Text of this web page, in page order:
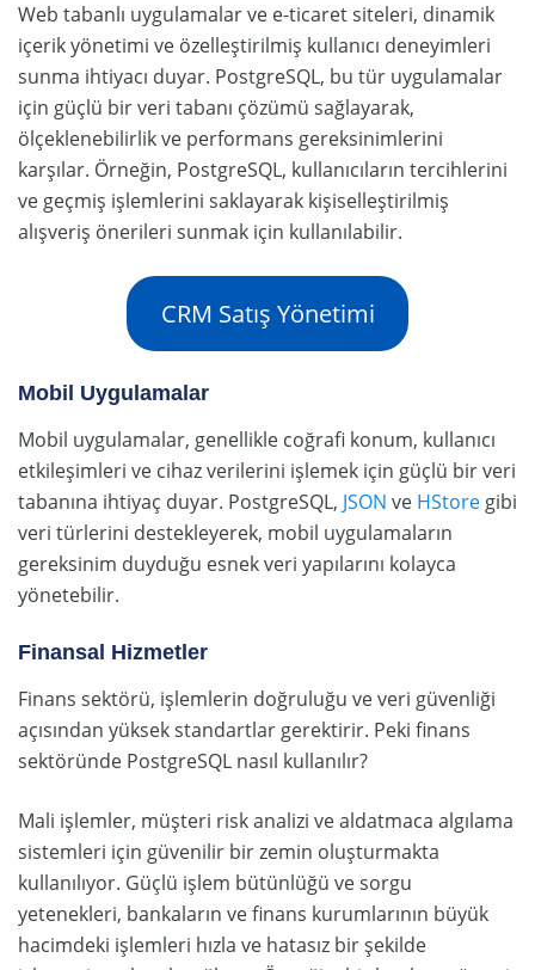
Web tabanlı uygulamalar ve e-ticaret siteleri, dinamik
içerik yönetimi ve özelleştirilmiş kullanıcı deneyimleri
sunma ihtiyacı duyar. PostgreSQL, bu tür uygulamalar
için güçlü bir veri tabanı çözümü sağlayarak,
ölçeklenebilirlik ve performans gereksinimlerini
karşılar. Örneğin, PostgreSQL, kullanıcıların tercihlerini
ve geçmiş işlemlerini saklayarak kişiselleştirilmiş
alışveriş önerileri sunmak için kullanılabilir.
CRM Satış Yönetimi
Mobil Uygulamalar
Mobil uygulamalar, genellikle coğrafi konum, kullanıcı
etkileşimleri ve cihaz verilerini işlemek için güçlü bir veri
tabanına ihtiyaç duyar. PostgreSQL, JSON ve HStore gibi
veri türlerini destekleyerek, mobil uygulamaların
gereksinim duyduğu esnek veri yapılarını kolayca
yönetebilir.
Finansal Hizmetler
Finans sektörü, işlemlerin doğruluğu ve veri güvenliği
açısından yüksek standartlar gerektirir. Peki finans
sektöründe PostgreSQL nasıl kullanılır?
Mali işlemler, müşteri risk analizi ve aldatmaca algılama
sistemleri için güvenilir bir zemin oluşturmakta
kullanılıyor. Güçlü işlem bütünlüğü ve sorgu
yetenekleri, bankaların ve finans kurumlarının büyük
hacimdeki işlemleri hızla ve hatasız bir şekilde